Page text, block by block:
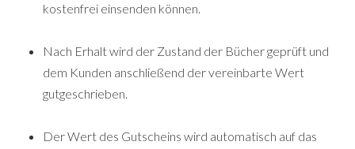
kostenfrei einsenden können.
Nach Erhalt wird der Zustand der Bücher geprüft und
dem Kunden anschließend der vereinbarte Wert
gutgeschrieben.
Der Wert des Gutscheins wird automatisch auf das